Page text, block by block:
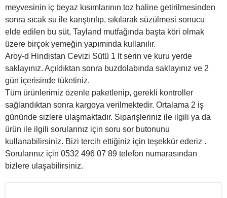
meyvesinin iç beyaz kısımlarının toz haline getirilmesinden
sonra sıcak su ile karıştırılıp, sıkılarak süzülmesi sonucu
elde edilen bu süt, Tayland mutfağında başta köri olmak
üzere birçok yemeğin yapımında kullanılır.
Aroy-d Hindistan Cevizi Sütü 1 lt serin ve kuru yerde
saklayınız. Açıldıktan sonra buzdolabında saklayınız ve 2
gün içerisinde tüketiniz.
Tüm ürünlerimiz özenle paketlenip, gerekli kontroller
sağlandıktan sonra kargoya verilmektedir. Ortalama 2 iş
gününde sizlere ulaşmaktadır. Siparişleriniz ile ilgili ya da
ürün ile ilgili sorularınız için soru sor butonunu
kullanabilirsiniz. Bizi tercih ettiğiniz için teşekkür ederiz .
Sorularınız için 0532 496 07 89 telefon numarasından
bizlere ulaşabilirsiniz.